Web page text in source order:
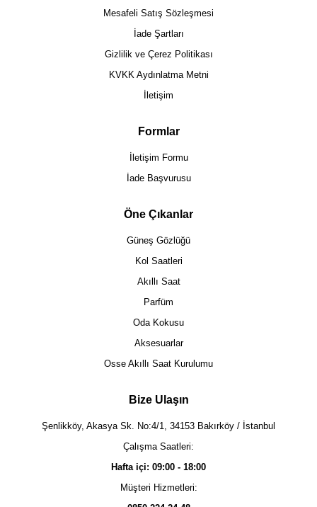
Mesafeli Satış Sözleşmesi
İade Şartları
Gizlilik ve Çerez Politikası
KVKK Aydınlatma Metni
İletişim
Formlar
İletişim Formu
İade Başvurusu
Öne Çıkanlar
Güneş Gözlüğü
Kol Saatleri
Akıllı Saat
Parfüm
Oda Kokusu
Aksesuarlar
Osse Akıllı Saat Kurulumu
Bize Ulaşın
Şenlikköy, Akasya Sk. No:4/1, 34153 Bakırköy / İstanbul
Çalışma Saatleri:
Hafta içi: 09:00 - 18:00
Müşteri Hizmetleri: